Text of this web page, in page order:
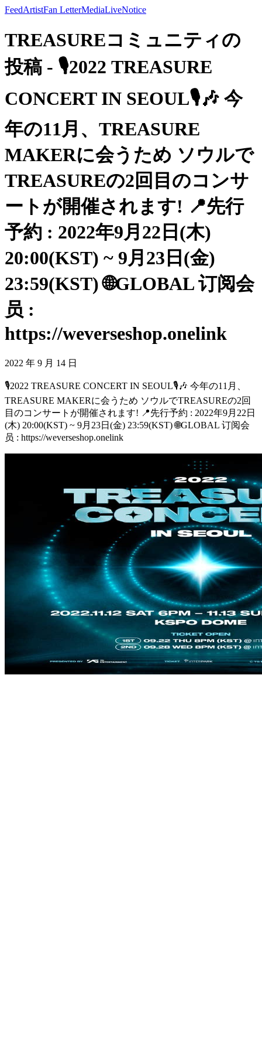
FeedArtistFan LetterMediaLiveNotice
TREASUREコミュニティの
投稿 - 🎙2022 TREASURE
CONCERT IN SEOUL🎙🎶 今
年の11月、TREASURE
MAKERに会うため ソウルで
TREASUREの2回目のコンサ
ートが開催されます! 📍先行
予約 : 2022年9月22日(木)
20:00(KST) ~ 9月23日(金)
23:59(KST) 🌐GLOBAL 订阅会
员 :
https://weverseshop.onelink
2022 年 9 月 14 日
🎙2022 TREASURE CONCERT IN SEOUL🎙🎶 今年の11月、
TREASURE MAKERに会うため ソウルでTREASUREの2回
目のコンサートが開催されます! 📍先行予約 : 2022年9月22日
(木) 20:00(KST) ~ 9月23日(金) 23:59(KST) 🌐GLOBAL 订阅会
员 : https://weverseshop.onelink